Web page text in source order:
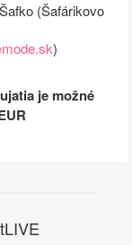
(Šafárikovo
)
je možné